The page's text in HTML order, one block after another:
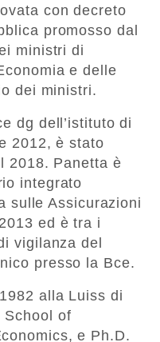
con decreto
promosso dal
ministri di
e delle
dei ministri.
dg dell’istituto di
2012, è stato
2018. Panetta è
integrato
sulle Assicurazioni
ed è tra i
vigilanza del
presso la Bce.
alla Luiss di
School of
e Ph.D.